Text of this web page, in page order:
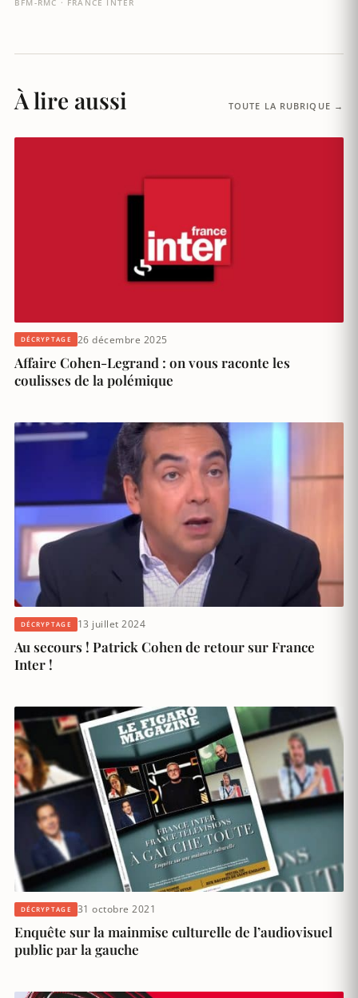
À lire aussi TOUTE LA RUBRIQUE →
DÉCRYPTAGE 26 décembre 2025
Affaire Cohen-Legrand : on vous raconte les
coulisses de la polémique
DÉCRYPTAGE 13 juillet 2024
Au secours ! Patrick Cohen de retour sur France
Inter !
DÉCRYPTAGE 31 octobre 2021
Enquête sur la mainmise culturelle de l’audiovisuel
public par la gauche